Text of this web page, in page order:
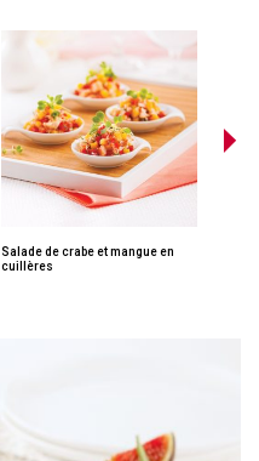
Salade de crabe et mangue en
cuillères